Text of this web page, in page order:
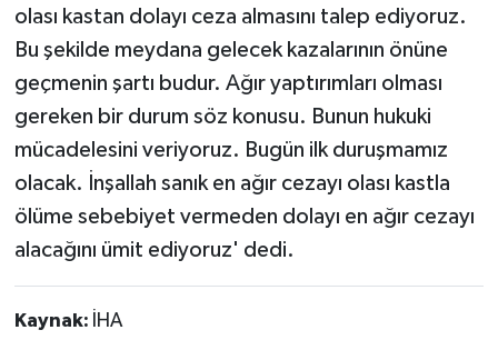
olası kastan dolayı ceza almasını talep ediyoruz.
Bu şekilde meydana gelecek kazalarının önüne
geçmenin şartı budur. Ağır yaptırımları olması
gereken bir durum söz konusu. Bunun hukuki
mücadelesini veriyoruz. Bugün ilk duruşmamız
olacak. İnşallah sanık en ağır cezayı olası kastla
ölüme sebebiyet vermeden dolayı en ağır cezayı
alacağını ümit ediyoruz' dedi.
Kaynak: İHA